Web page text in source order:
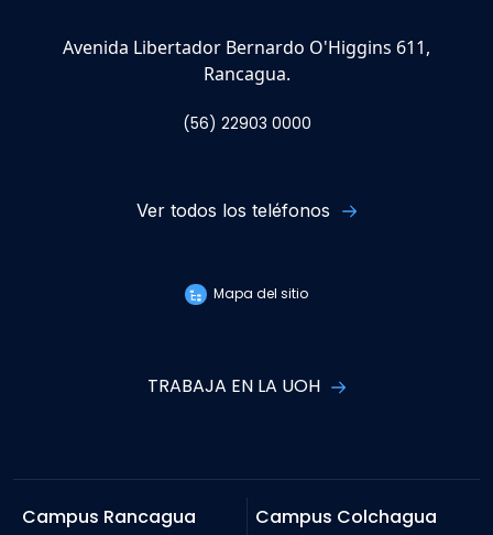
Avenida Libertador Bernardo O'Higgins 611,
Rancagua.
(56) 22903 0000
Ver todos los teléfonos
Mapa del sitio
TRABAJA EN LA UOH
Campus Rancagua
Campus Colchagua